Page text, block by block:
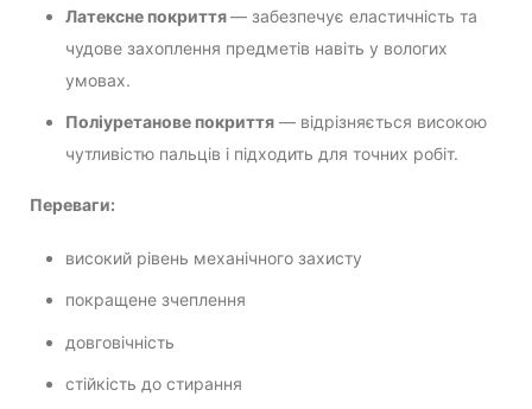
Латексне покриття— забезпечує еластичність та
чудове захоплення предметів навіть у вологих
умовах.
Поліуретанове покриття — відрізняється високою
чутливістю пальців і підходить для точних робіт.
Переваги:
високий рівень механічного захисту
покращене зчеплення
довговічність
стійкість до стирання